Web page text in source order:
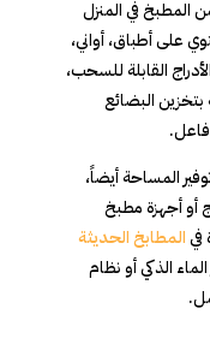
المطبخ في المنزل
على أطباق، أواني،
القابلة للسحب،
بتخزين البضائع
المساحة أيضاً،
أو أجهزة مطبخ
فيالمطابخ الحديثة
الذكي أو نظام